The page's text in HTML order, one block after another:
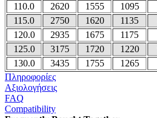
110.0
2620 1555 1095
115.0
2750 1620 1135
120.0
2935 1675 1175
125.0
3175 1720 1220
130.0
3435 1755 1265
Πληροφορίες
Αξιολογήσεις
FAQ
Compatibility